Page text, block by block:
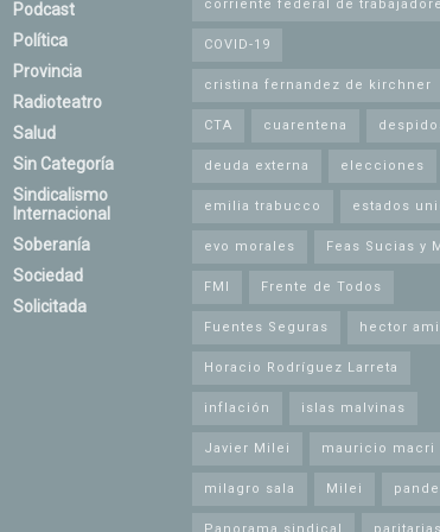
Podcast
Política
Provincia
Radioteatro
Salud
Sin Categoría
Sindicalismo
Internacional
Soberanía
Sociedad
Solicitada
corriente federal de
COVID-19
cristina fernandez de kirchner
CTA cuarentena
deuda externa elecciones
emilia trabucco estados
evo morales Feas Sucias y
FMI Frente de Todos
Fuentes Seguras hector
Horacio Rodríguez Larreta
inflación islas malvinas
Javier Milei mauricio macri
milagro sala Milei
Panorama sindical paritarias